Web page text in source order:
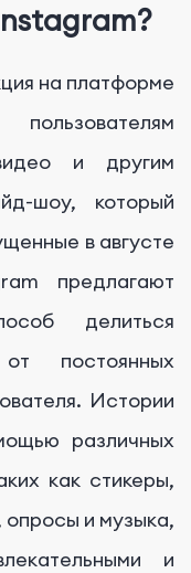
на платформе
и другим
шоу, который
в августе
предлагают
делиться
постоянных
Истории
различных
как стикеры,
опросы и музыка,
и